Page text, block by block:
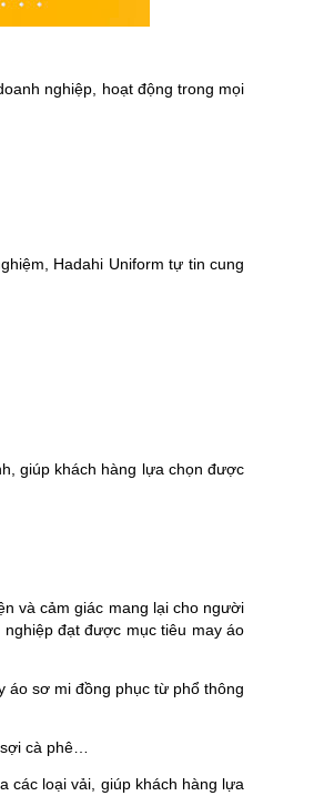
nghiệp, hoạt động trong mọi
Hadahi Uniform tự tin cung
giúp khách hàng lựa chọn được
và cảm giác mang lại cho người
đạt được mục tiêu may áo
áo sơ mi đồng phục từ phổ thông
cà phê…
các loại vải, giúp khách hàng lựa